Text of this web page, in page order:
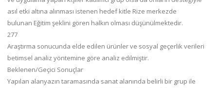
asıl etki altına alınması istenen hedef kitle Rize merkezde
bulunan Eğitim şeklini gören halkın olması düşünülmektedir.
277
Araştırma sonucunda elde edilen ürünler ve sosyal geçerlik verileri
betimsel analiz yöntemine göre analiz edilmiştir.
Beklenen/Geçici Sonuçlar
Yapılan alanyazın taramasında sanat alanında belirli bir grup ile